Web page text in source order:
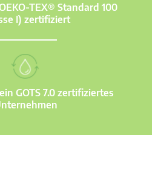
TEX® Standard 100
I) zertifiziert
GOTS 7.0 zertifiziertes